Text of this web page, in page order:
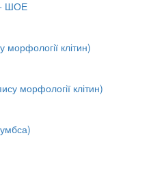
+ ШОЕ
клітин)
морфології клітин)